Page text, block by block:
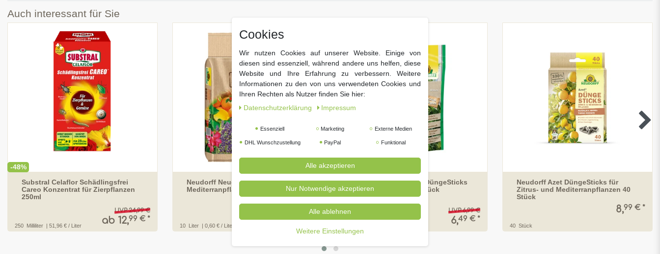
Auch interessant für Sie
-48%
Substral Celaflor Schädlingsfrei
Careo Konzentrat für Zierpflanzen
250ml
UVP 24,99 €
ab 12,99 € *
250 Milliliter | 51,96 € / Liter
Neudorff NeudoHum Zitrus- &
MediterranpflanzenErde 10l
UVP 6,99 €
5,99 € *
10 Liter | 0,60 € / Liter
Artikelpaket
[Paket] Neudorff Azet DüngeSticks
für Grünpflanzen 40 Stück
UVP 6,99 €
6,49 € *
Neudorff Azet DüngeSticks für
Zitrus- und Mediterranpflanzen 40
Stück
8,99 € *
40 Stück
Cookies
Wir nutzen Cookies auf unserer Website. Einige von
diesen sind essenziell, während andere uns helfen, diese
Website und Ihre Erfahrung zu verbessern. Weitere
Informationen zu den von uns verwendeten Cookies und
Ihren Rechten als Nutzer finden Sie hier:
Daten­schutz­erklärung
Impressum
Essenziell Marketing Externe Medien
DHL Wunschzustellung PayPal Funktional
Alle akzeptieren
Nur Notwendige akzeptieren
Alle ablehnen
Weitere Einstellungen